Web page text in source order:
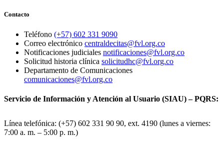
Contacto
Teléfono (+57) 602 331 9090
Correo electrónico centraldecitas@fvl.org.co
Notificaciones judiciales notificaciones@fvl.org.co
Solicitud historia clínica solicitudhc@fvl.org.co
Departamento de Comunicaciones
comunicaciones@fvl.org.co
Servicio de Información y Atención al Usuario (SIAU) – PQRS:
Línea telefónica: (+57) 602 331 90 90, ext. 4190 (lunes a viernes:
7:00 a. m. – 5:00 p. m.)